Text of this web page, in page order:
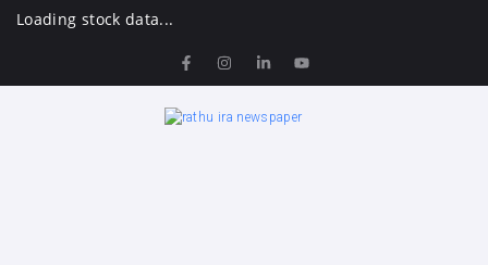
Loading stock data...